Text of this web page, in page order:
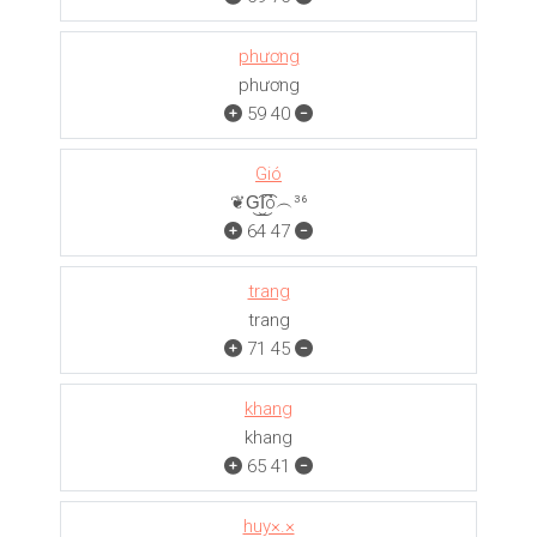
phương
phương
59 40
Gió
❦G͜͡I͜͡ó︵³⁶
64 47
trang
trang
71 45
khang
khang
65 41
huy×.×